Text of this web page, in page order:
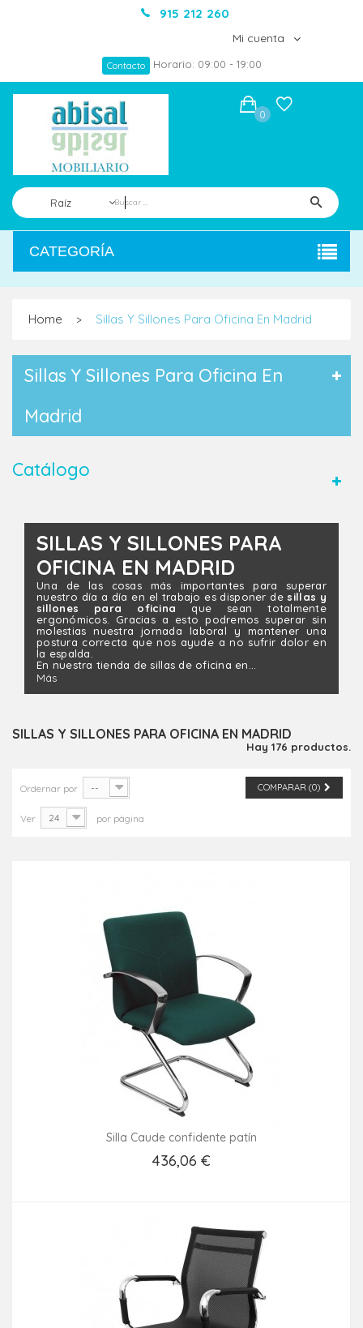
915 212 260
Mi cuenta
Contacto Horario: 09:00 - 19:00
Raíz
0
CATEGORÍA
Home > Sillas Y Sillones Para Oficina En Madrid
Sillas Y Sillones Para Oficina En
Madrid
Catálogo
SILLAS Y SILLONES PARA
OFICINA EN MADRID
Una de las cosas más importantes para superar
nuestro día a día en el trabajo es disponer desillas y
sillones para oficina que sean totalmente
ergonómicos. Gracias a esto podremos superar sin
molestias nuestra jornada laboral y mantener una
postura correcta que nos ayude a no sufrir dolor en
la espalda.
En nuestra tienda de sillas de oficina en...
Más
SILLAS Y SILLONES PARA OFICINA EN MADRID
Hay 176 productos.
COMPARAR (0)
Ordernar por --
Ver 24 por página
Silla Caude confidente patín
436,06 €